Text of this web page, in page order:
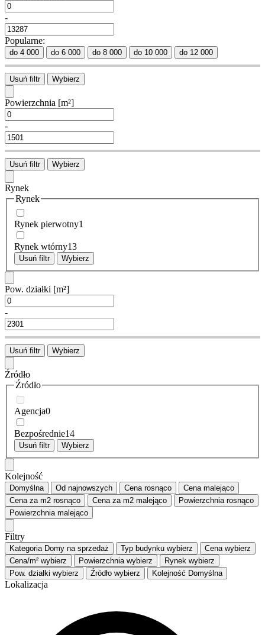
-
Popularne:
do 4 000 do 6 000 do 8 000 do 10 000 do 12 000
Usuń filtr Wybierz
Powierzchnia [m²]
-
Usuń filtr Wybierz
Rynek
Rynek
Rynek pierwotny1
Rynek wtórny13
Usuń filtr Wybierz
Pow. działki [m²]
-
Usuń filtr Wybierz
Źródło
Źródło
Agencja0
Bezpośrednie14
Usuń filtr Wybierz
Kolejność
Domyślna Od najnowszych Cena rosnąco Cena malejąco
Cena za m2 rosnąco Cena za m2 malejąco Powierzchnia rosnąco
Powierzchnia malejąco
Filtry
Kategoria Domy na sprzedaż Typ budynku wybierz Cena wybierz
Cena/m² wybierz Powierzchnia wybierz Rynek wybierz
Pow. działki wybierz Źródło wybierz Kolejność Domyślna
Lokalizacja